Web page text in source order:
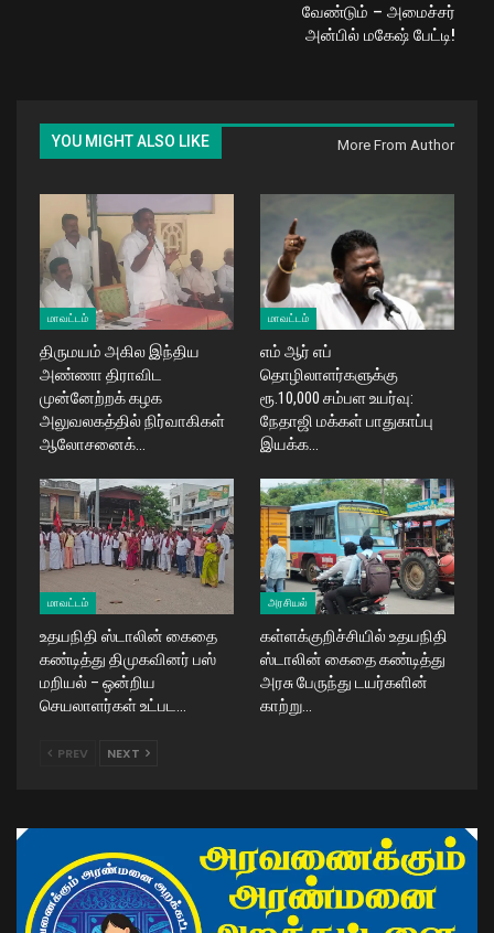
வேண்டும் – அமைச்சர்
அன்பில் மகேஷ் பேட்டி!
YOU MIGHT ALSO LIKE More From Author
மாவட்டம்
திருமயம் அகில இந்திய
அண்ணா திராவிட
முன்னேற்றக் கழக
அலுவலகத்தில் நிர்வாகிகள்
ஆலோசனைக்…
மாவட்டம்
எம் ஆர் எப்
தொழிலாளர்களுக்கு
ரூ.10,000 சம்பள உயர்வு:
நேதாஜி மக்கள் பாதுகாப்பு
இயக்க…
மாவட்டம்
உதயநிதி ஸ்டாலின் கைதை
கண்டித்து திமுகவினர் பஸ்
மறியல் – ஒன்றிய
செயலாளர்கள் உட்பட…
அரசியல்
கள்ளக்குறிச்சியில் உதயநிதி
ஸ்டாலின் கைதை கண்டித்து
அரசு பேருந்து டயர்களின்
காற்று…
PREV NEXT